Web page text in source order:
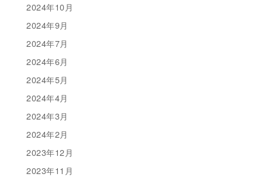
2024年10月
2024年9月
2024年7月
2024年6月
2024年5月
2024年4月
2024年3月
2024年2月
2023年12月
2023年11月